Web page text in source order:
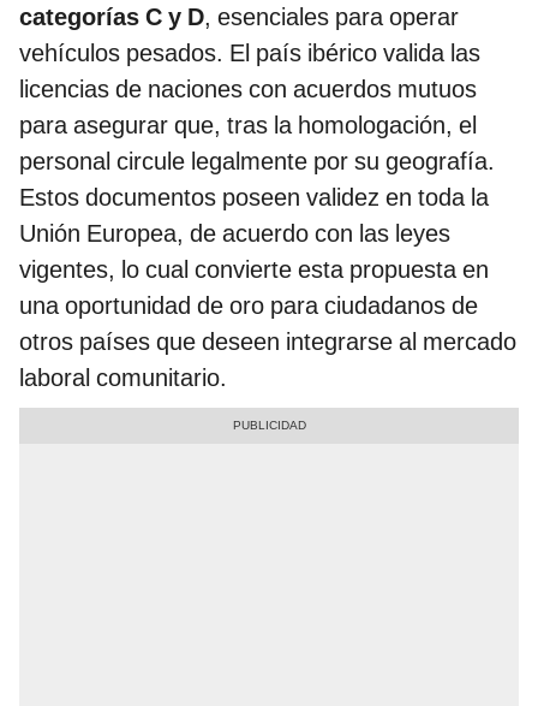
categorías C y D, esenciales para operar
vehículos pesados. El país ibérico valida las
licencias de naciones con acuerdos mutuos
para asegurar que, tras la homologación, el
personal circule legalmente por su geografía.
Estos documentos poseen validez en toda la
Unión Europea, de acuerdo con las leyes
vigentes, lo cual convierte esta propuesta en
una oportunidad de oro para ciudadanos de
otros países que deseen integrarse al mercado
laboral comunitario.